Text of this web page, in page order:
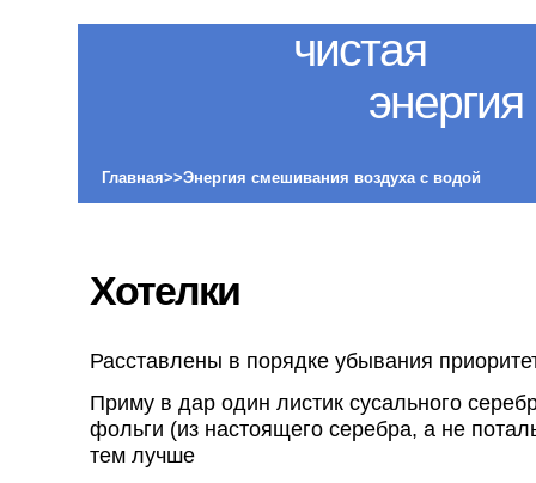
чистая
энергия
Главная>>Энергия смешивания воздуха с водой
Хотелки
Расставлены в порядке убывания
Приму в дар один листик сусального
фольги (из настоящего серебра, а не
тем лучше